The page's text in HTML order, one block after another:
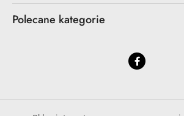
Polecane kategorie